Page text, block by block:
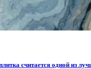
считается одной из